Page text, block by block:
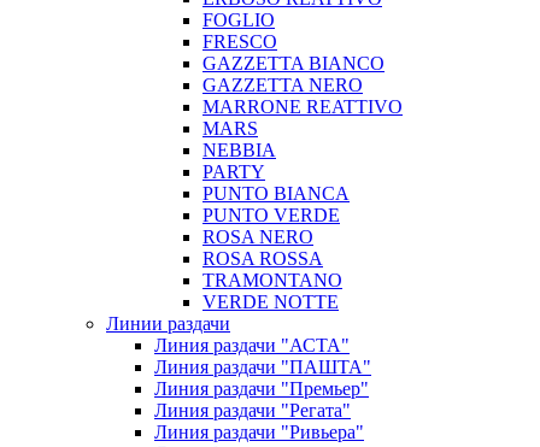
FOGLIO
FRESCO
GAZZETTA BIANCO
GAZZETTA NERO
MARRONE REATTIVO
MARS
NEBBIA
PARTY
PUNTO BIANCA
PUNTO VERDE
ROSA NERO
ROSA ROSSA
TRAMONTANO
VERDE NOTTE
Линии раздачи
Линия раздачи "АСТА"
Линия раздачи "ПАШТА"
Линия раздачи "Премьер"
Линия раздачи "Регата"
Линия раздачи "Ривьера"